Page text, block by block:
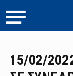
15/02/